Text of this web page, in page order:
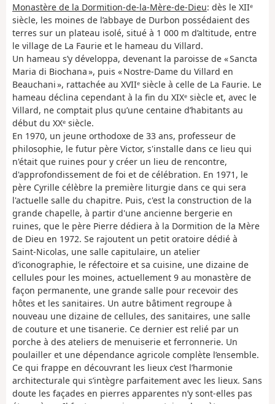
Monastère de la Dormition-de-la-Mère-de-Dieu: dès le XIIᵉ
siècle, les moines de l’abbaye de Durbon possédaient des
terres sur un plateau isolé, situé à 1 000 m d’altitude, entre
le village de La Faurie et le hameau du Villard.
Un hameau s’y développa, devenant la paroisse de « Sancta
Maria di Biochana », puis « Nostre‑Dame du Villard en
Beauchani », rattachée au XVIIᵉ siècle à celle de La Faurie. Le
hameau déclina cependant à la fin du XIXᵉ siècle et, avec le
Villard, ne comptait plus qu’une centaine d’habitants au
début du XXᵉ siècle.
En 1970, un jeune orthodoxe de 33 ans, professeur de
philosophie, le futur père Victor, s'installe dans ce lieu qui
n'était que ruines pour y créer un lieu de rencontre,
d'approfondissement de foi et de célébration. En 1971, le
père Cyrille célèbre la première liturgie dans ce qui sera
l'actuelle salle du chapitre. Puis, c'est la construction de la
grande chapelle, à partir d'une ancienne bergerie en
ruines, que le père Pierre dédiera à la Dormition de la Mère
de Dieu en 1972. Se rajoutent un petit oratoire dédié à
Saint-Nicolas, une salle capitulaire, un atelier
d’iconographie, le réfectoire et sa cuisine, une dizaine de
cellules pour les moines, actuellement 9 au monastère de
façon permanente, une grande salle pour recevoir des
hôtes et les sanitaires. Un autre bâtiment regroupe à
nouveau une dizaine de cellules, des sanitaires, une salle
de couture et une tisanerie. Ce dernier est relié par un
porche à des ateliers de menuiserie et ferronnerie. Un
poulailler et une dépendance agricole complète l’ensemble.
Ce qui frappe en découvrant les lieux c’est l’harmonie
architecturale qui s’intègre parfaitement avec les lieux. Sans
doute les façades en pierres apparentes n’y sont-elles pas